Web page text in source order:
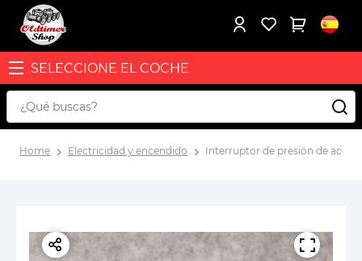
SELECCIONE EL COCHE
Home Electricidad y encendido Interruptor de presión de aceite